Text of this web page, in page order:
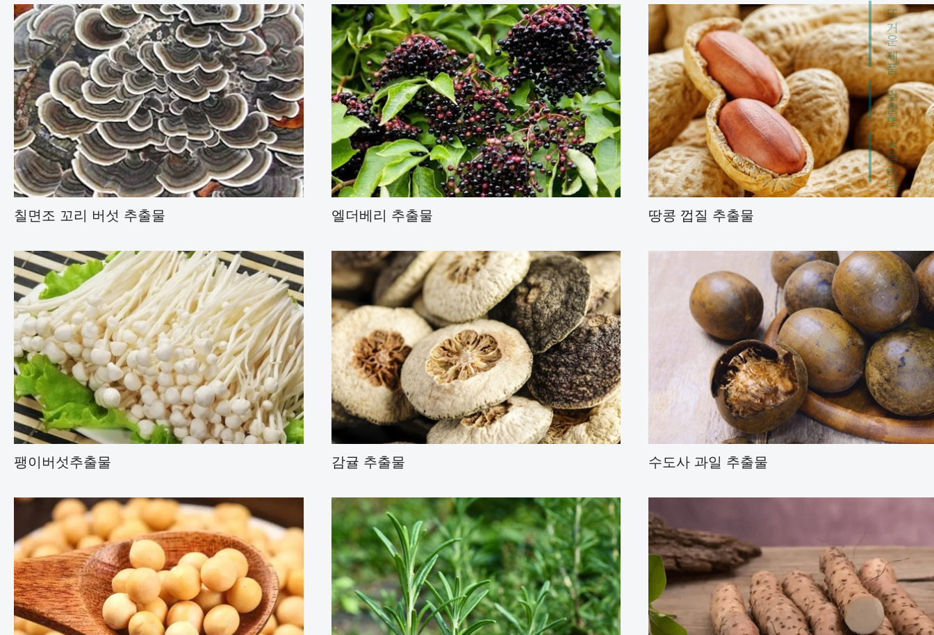
뜨거운 제품
맞춤형
연락하다
칠면조 꼬리 버섯 추출물 엘더베리 추출물 땅콩 껍질 추출물
팽이버섯추출물
감귤류 바이오플라보노이드
나린제닌
나린진 디하이드로칼콘
나린진
감귤 추출물 수도사 과일 추출물
로즈마린산
우르솔산 분말
카르노신산